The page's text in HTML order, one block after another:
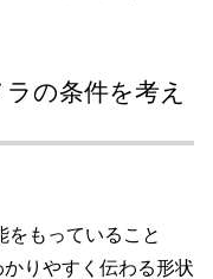
の条件を考え
をもっていること
りやすく伝わる形状